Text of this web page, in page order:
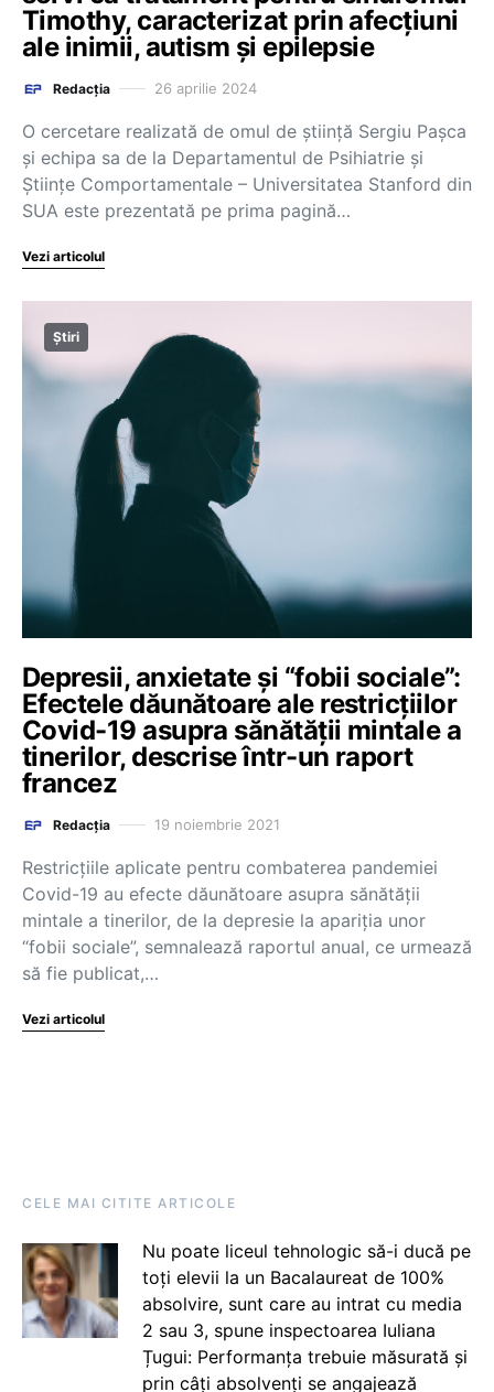
Timothy, caracterizat prin afecțiuni
ale inimii, autism și epilepsie
Redacția 26 aprilie 2024
O cercetare realizată de omul de știință Sergiu Pașca
și echipa sa de la Departamentul de Psihiatrie și
Științe Comportamentale – Universitatea Stanford din
SUA este prezentată pe prima pagină…
Vezi articolul
Știri
Depresii, anxietate și “fobii sociale”:
Efectele dăunătoare ale restricțiilor
Covid-19 asupra sănătății mintale a
tinerilor, descrise într-un raport
francez
Redacția 19 noiembrie 2021
Restricțiile aplicate pentru combaterea pandemiei
Covid-19 au efecte dăunătoare asupra sănătății
mintale a tinerilor, de la depresie la apariția unor
“fobii sociale”, semnalează raportul anual, ce urmează
să fie publicat,…
Vezi articolul
CELE MAI CITITE ARTICOLE
Nu poate liceul tehnologic să-i ducă pe
toți elevii la un Bacalaureat de 100%
absolvire, sunt care au intrat cu media
2 sau 3, spune inspectoarea Iuliana
Țugui: Performanța trebuie măsurată și
prin câți absolvenți se angajează